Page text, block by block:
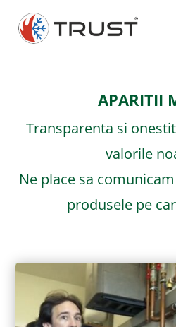
APARITII
Transparenta si
valorile
Ne place sa
produsele pe